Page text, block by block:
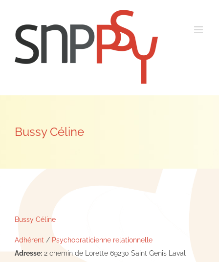
contenu
Bussy Céline
Bussy Céline
Adhérent / Psychopraticienne relationnelle
Adresse: 2 chemin de Lorette 69230 Saint Genis Laval